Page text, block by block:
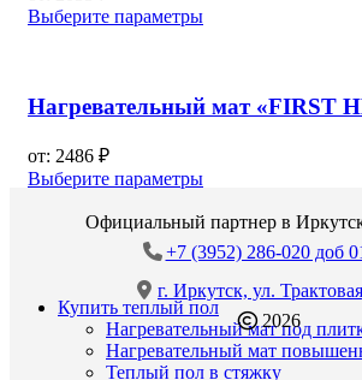
Выберите параметры
Нагревательный мат «FIRST
от: 2486 ₽
Выберите параметры
Официальный партнер в
+7 (3952) 286-020 доб
г. Иркутск, ул.
2026
Купить теплый пол
Нагревательный мат под
Нагревательный мат
Теплый пол в стяжку